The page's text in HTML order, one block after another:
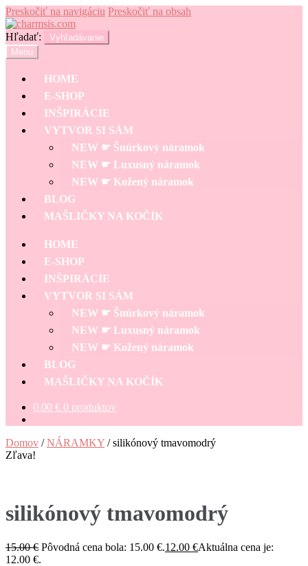
Preskočiť na navigáciu Preskočiť na obsah
Hľadať:
Vyhľadávanie
Menu
HOME
E-SHOP
INŠPIRÁCIE
VYTVOR SI SÁM
NEW ☛ Šnúrkový náramok
NEW ☛ Luxusný náramok
NEW ☛ Kožený náramok
BLOG
MAŠLIČKY NA KOČÍK
HOME
E-SHOP
INŠPIRÁCIE
VYTVOR SI SÁM
NEW ☛ Šnúrkový náramok
NEW ☛ Luxusný náramok
NEW ☛ Kožený náramok
BLOG
MAŠLIČKY NA KOČÍK
0.00 € 0 produktov
Domov /NÁRAMKY /silikónový tmavomodrý
Zľava!
silikónový tmavomodrý
15.00€ Pôvodná cena bola: 15.00 €.12.00 €Aktuálna cena je:
12.00 €.